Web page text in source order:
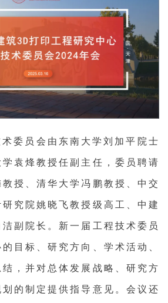
委员会由东南大学刘加平院士
袁烽教授任副主任，委员聘请
授、清华大学冯鹏教授、中交
究院姚晓飞教授级高工、中建
副院长。新一届工程技术委员
目标、研究方向、学术活动、
，并对总体发展战略、研究方
的制定提供指导意见。会议还